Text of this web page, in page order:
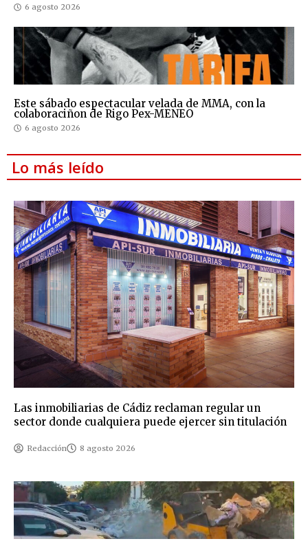
6 agosto 2026
Este sábado espectacular velada de MMA, con la
colaboraciñon de Rigo Pex-MENEO
6 agosto 2026
Lo más leído
Las inmobiliarias de Cádiz reclaman regular un
sector donde cualquiera puede ejercer sin titulación
Redacción 8 agosto 2026